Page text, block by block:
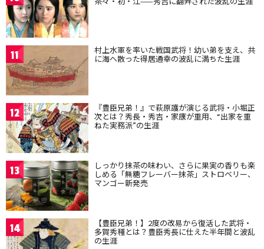
11 村上水軍を率いた戦国武将！幼い弟を支え、共
に海へ散った得居通幸の波乱に満ちた生涯
12 『豊臣兄弟！』で萩原護が演じる武将・小堀正
次とは？秀長・秀吉・家康が重用、“出家を重
ねた実務派”の生涯
13 しっかり抹茶の味わい、さらに果実の香りも楽
しめる「無糖フレーバー抹茶」ストロベリー、
マンゴー新発売
14 【豊臣兄弟！】2度の改易から復活した武将・
多賀秀種とは？豊臣秀長に仕えた半年間と波乱
の生涯